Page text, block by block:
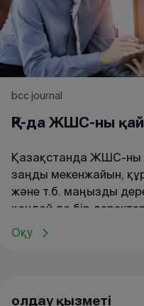
bcc journal
ҚР-да ЖШС-ны
Қазақстанда ЖШС-ны
заңды мекенжайын,
және т.б. маңызды
қандай да бір
істеу керек? Мұндай
тіркеу процедурасы
Оқу
Қолдау қызметі